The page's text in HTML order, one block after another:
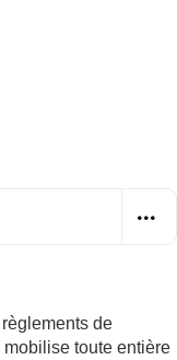
de
toute entière